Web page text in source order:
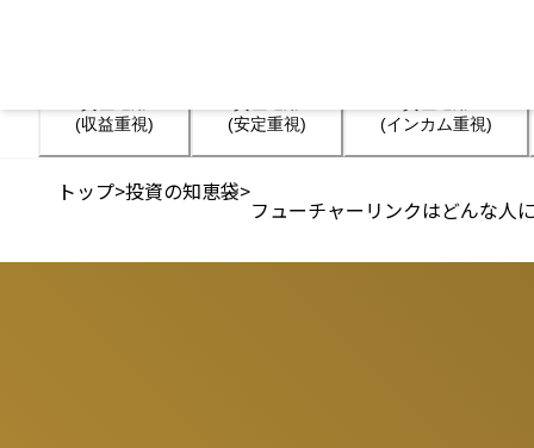
(収益重視)
(安定重視)
(インカム重視)
トップ>投資の知恵袋>
フューチャーリンクはどんな人